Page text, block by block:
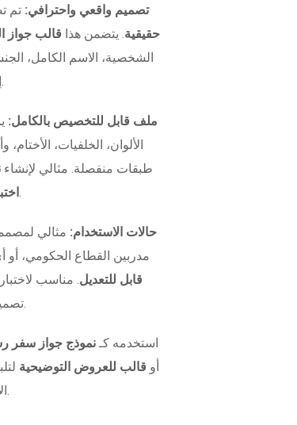
تصميم واقعي واحترافي: تم
حقيقية. يتضمن هذا قالب جواز
الشخصية، الاسم الكامل،
إضافية.
ملف قابل للتخصيص بالكامل:
الألوان، الخلفيات،
طبقات منفصلة. مثالي لإنشاء
.
حالات الاستخدام: مثالي
مدربين القطاع الحكومي،
قابل للتعديل. مناسب لاختبار
تصميم احترافية.
استخدمه كـنموذج جواز سفر
أو قالب للعروض التوضيحية
الاختبارية.